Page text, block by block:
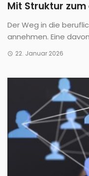
Mit Struktur zum
Der Weg in die
annehmen. Eine
22. Januar 2026